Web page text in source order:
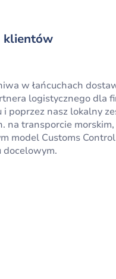
klientów
w łańcuchach
logistycznego dla
poprzez nasz lokalny
na transporcie
model Customs
docelowym.